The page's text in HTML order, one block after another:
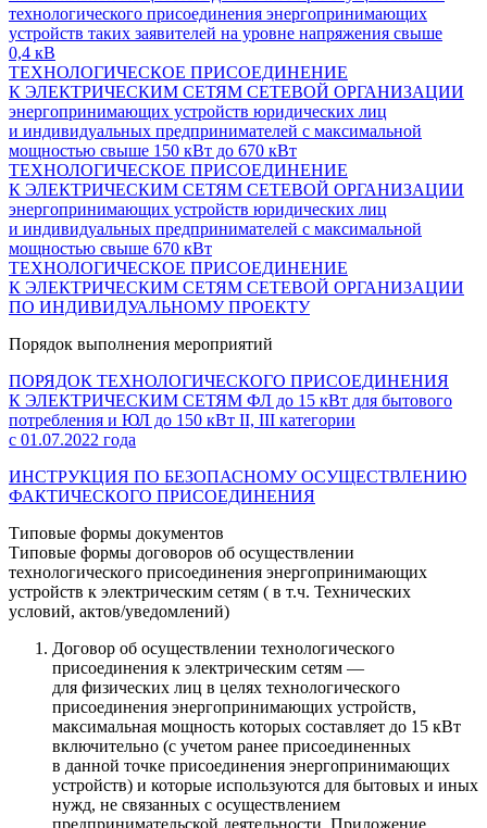
технологического присоединения энергопринимающих
устройств таких заявителей на уровне напряжения свыше
0,4 кВ
ТЕХНОЛОГИЧЕСКОЕ ПРИСОЕДИНЕНИЕ
К ЭЛЕКТРИЧЕСКИМ СЕТЯМ СЕТЕВОЙ ОРГАНИЗАЦИИ
энергопринимающих устройств юридических лиц
и индивидуальных предпринимателей с максимальной
мощностью свыше 150 кВт до 670 кВт
ТЕХНОЛОГИЧЕСКОЕ ПРИСОЕДИНЕНИЕ
К ЭЛЕКТРИЧЕСКИМ СЕТЯМ СЕТЕВОЙ ОРГАНИЗАЦИИ
энергопринимающих устройств юридических лиц
и индивидуальных предпринимателей с максимальной
мощностью свыше 670 кВт
ТЕХНОЛОГИЧЕСКОЕ ПРИСОЕДИНЕНИЕ
К ЭЛЕКТРИЧЕСКИМ СЕТЯМ СЕТЕВОЙ ОРГАНИЗАЦИИ
ПО ИНДИВИДУАЛЬНОМУ ПРОЕКТУ
Порядок выполнения мероприятий
ПОРЯДОК ТЕХНОЛОГИЧЕСКОГО ПРИСОЕДИНЕНИЯ
К ЭЛЕКТРИЧЕСКИМ СЕТЯМ ФЛ до 15 кВт для бытового
потребления и ЮЛ до 150 кВт II, III категории
с 01.07.2022 года
ИНСТРУКЦИЯ ПО БЕЗОПАСНОМУ ОСУЩЕСТВЛЕНИЮ
ФАКТИЧЕСКОГО ПРИСОЕДИНЕНИЯ
Типовые формы документов
Типовые формы договоров об осуществлении
технологического присоединения энергопринимающих
устройств к электрическим сетям ( в т.ч. Технических
условий, актов/уведомлений)
Договор об осуществлении технологического
присоединения к электрическим сетям —
для физических лиц в целях технологического
присоединения энергопринимающих устройств,
максимальная мощность которых составляет до 15 кВт
включительно (с учетом ранее присоединенных
в данной точке присоединения энергопринимающих
устройств) и которые используются для бытовых и иных
нужд, не связанных с осуществлением
предпринимательской деятельности. Приложение